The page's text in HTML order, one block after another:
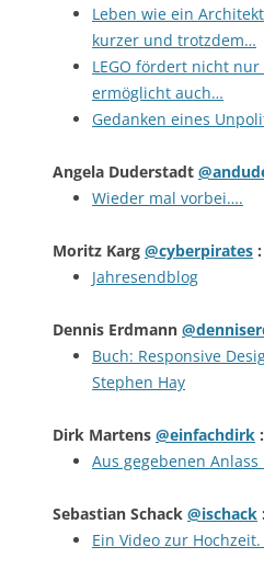
Leben wie ein
kurzer und trotzdem…
LEGO fördert nicht
ermöglicht auch…
Gedanken eines
Angela Duderstadt
Wieder mal vorbei….
Moritz Karg @cyberpirates :
Jahresendblog
Dennis Erdmann
Buch: Responsive
Stephen Hay
Dirk Martens @einfachdirk :
Aus gegebenen Anlass
Sebastian Schack @ischack :
Ein Video zur